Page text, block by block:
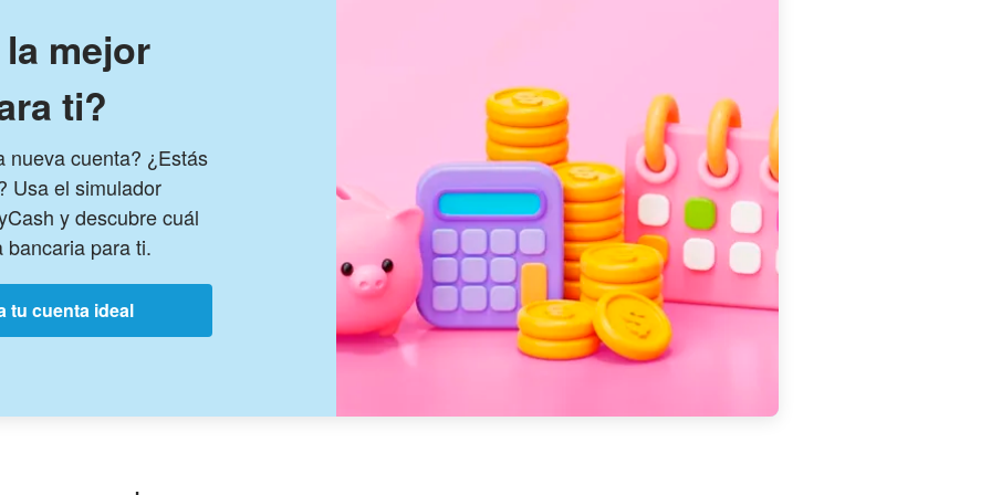
mejor
ti?
nueva cuenta? ¿Estás
Usa el simulador
y descubre cuál
bancaria para ti.
tu cuenta ideal